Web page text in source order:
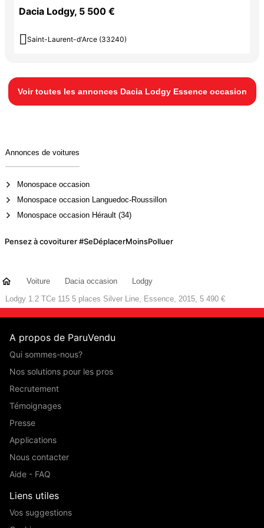
Dacia Lodgy, 5 500 €
 Saint-Laurent-d'Arce (33240)
Voir toutes les annonces Dacia Lodgy Essence occasion
Annonces de voitures
Monospace occasion
Monospace occasion Languedoc-Roussillon
Monospace occasion Hérault (34)
Pensez à covoiturer #SeDéplacerMoinsPolluer
Voiture Dacia occasion
Lodgy
Lodgy 1.2 TCe 115 5 places Silver Line, Essence, 2015, 5 490 €
A propos de ParuVendu
Qui sommes-nous?
Nos solutions pour les pros
Recrutement
Témoignages
Presse
Applications
Nous contacter
Aide - FAQ
Liens utiles
Vos suggestions